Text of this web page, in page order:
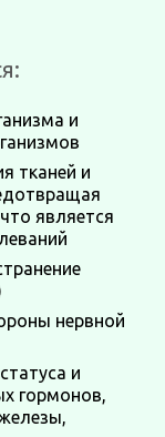
и
тканей и
является
нервной
и
гормонов,